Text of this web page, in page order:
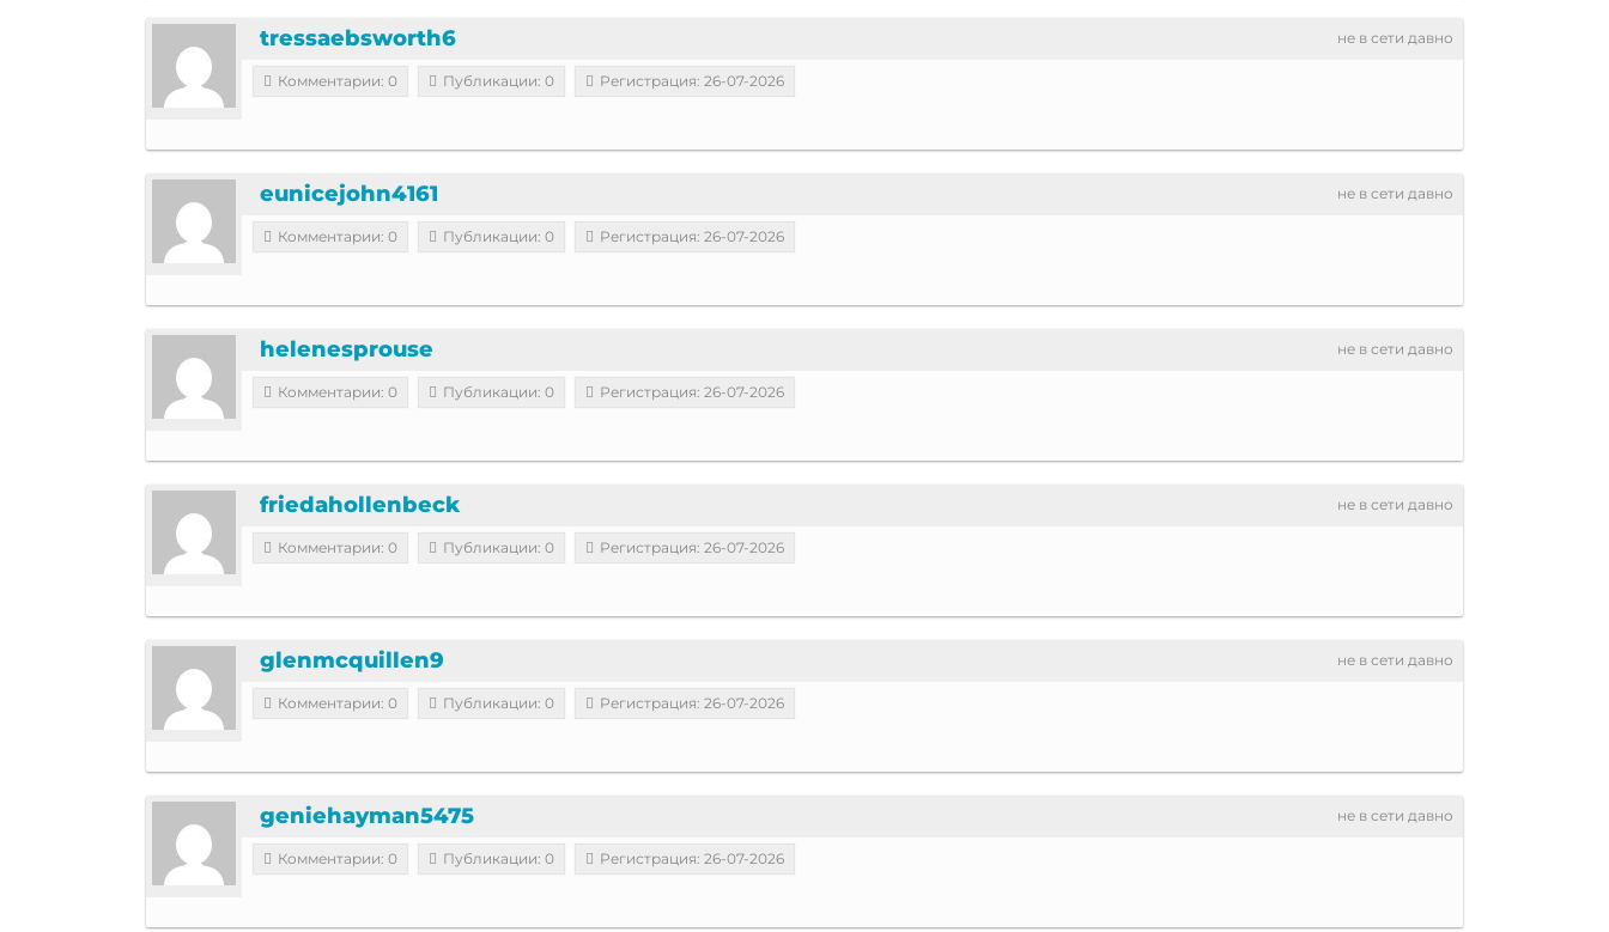
не в сети давно
tressaebsworth6
Комментарии: 0 Публикации: 0 Регистрация: 26-07-2026
не в сети давно
eunicejohn4161
Комментарии: 0 Публикации: 0 Регистрация: 26-07-2026
не в сети давно
helenesprouse
Комментарии: 0 Публикации: 0 Регистрация: 26-07-2026
не в сети давно
friedahollenbeck
Комментарии: 0 Публикации: 0 Регистрация: 26-07-2026
не в сети давно
glenmcquillen9
Комментарии: 0 Публикации: 0 Регистрация: 26-07-2026
не в сети давно
geniehayman5475
Комментарии: 0 Публикации: 0 Регистрация: 26-07-2026